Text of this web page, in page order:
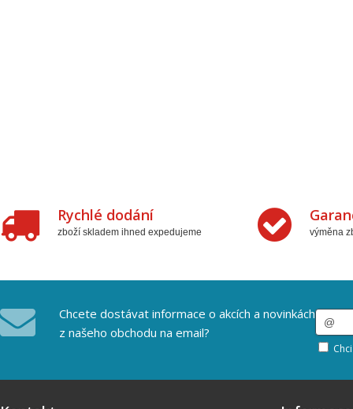
Rychlé dodání
zboží skladem ihned expedujeme výměna
Chcete dostávat informace o akcích a novinkách
z našeho obchodu na email?